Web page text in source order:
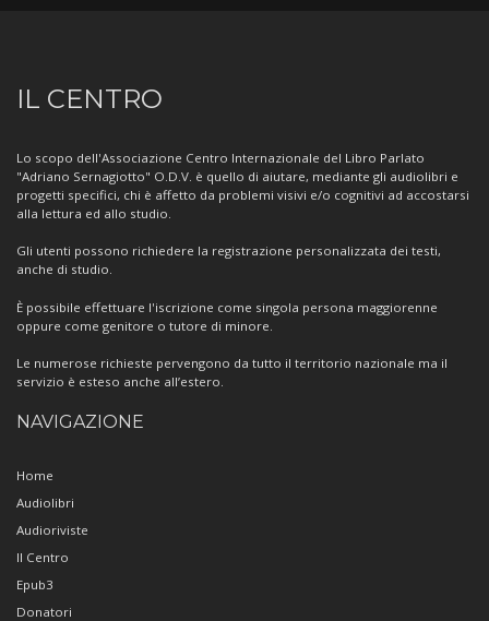
Informazioni
sul
Centro
IL CENTRO
Lo scopo dell'Associazione Centro Internazionale del Libro Parlato
"Adriano Sernagiotto" O.D.V. è quello di aiutare, mediante gli audiolibri e
progetti specifici, chi è affetto da problemi visivi e/o cognitivi ad accostarsi
alla lettura ed allo studio.
Gli utenti possono richiedere la registrazione personalizzata dei testi,
anche di studio.
È possibile effettuare l'iscrizione come singola persona maggiorenne
oppure come genitore o tutore di minore.
Le numerose richieste pervengono da tutto il territorio nazionale ma il
servizio è esteso anche all’estero.
NAVIGAZIONE
Home
Audiolibri
Audioriviste
Il Centro
Epub3
Donatori